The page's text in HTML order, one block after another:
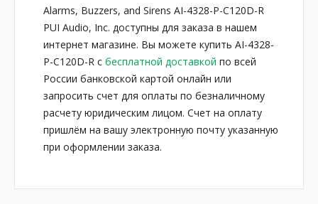
Alarms, Buzzers, and Sirens AI-4328-P-C120D-R
PUI Audio, Inc. доступны для заказа в нашем
интернет магазине. Вы можете купить AI-4328-
P-C120D-R с бесплатной доставкой по всей
России банковской картой онлайн или
запросить счет для оплаты по безналичному
расчету юридическим лицом. Счет на оплату
пришлём на вашу электронную почту указанную
при оформлении заказа.